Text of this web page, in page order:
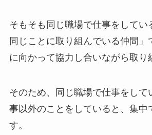
そもそも同じ職場で仕事をしてい
同じことに取り組んでいる仲間」
に向かって協力し合いながら取り
そのため、同じ職場で仕事をして
事以外のことをしていると、集中
す。